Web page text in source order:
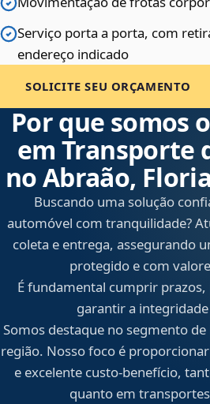
Serviço porta a porta, com
endereço indicado
SOLICITE SEU ORÇAMENTO
Por que somos
em Transporte
no Abraão,
Buscando uma solução
automóvel com tranquilidade?
coleta e entrega, assegurando
protegido e com
É fundamental cumprir prazos,
garantir a
Somos destaque no segmento
região. Nosso foco é
e excelente custo-benefício,
quanto em